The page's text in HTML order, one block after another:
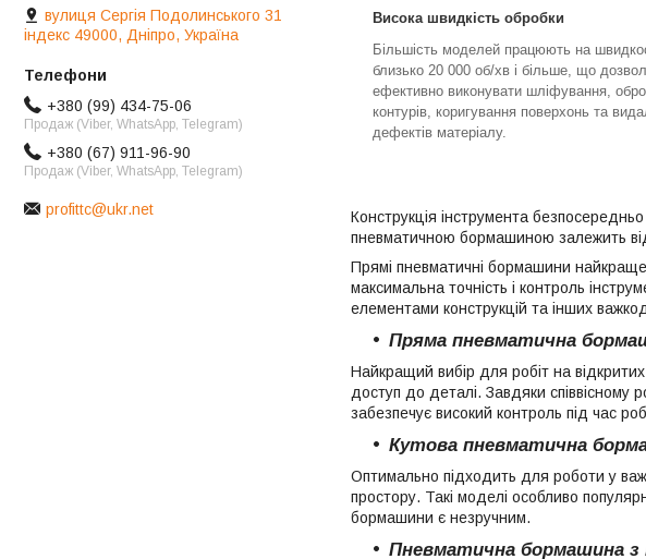
Висока швидкість обробки
Більшість моделей працюють на
близько 20 000 об/хв і більше, що
ефективно виконувати шліфування,
контурів, коригування поверхонь та
дефектів матеріалу.
Конструкція інструмента
пневматичною бормашиною залежить
Прямі пневматичні бормашини найкраще
максимальна точність і контроль
елементами конструкцій та інших
Пряма пневматична
Найкращий вибір для робіт на
доступ до деталі. Завдяки
забезпечує високий контроль під час
Кутова пневматична
Оптимально підходить для роботи у
простору. Такі моделі особливо
бормашини є незручним.
Пневматична бормашина
вулиця Сергія Подолинського 31
індекс 49000, Дніпро, Україна
+380 (99) 434-75-06
Продаж (Viber, WhatsApp, Telegram)
+380 (67) 911-96-90
Продаж (Viber, WhatsApp, Telegram)
profittc@ukr.net